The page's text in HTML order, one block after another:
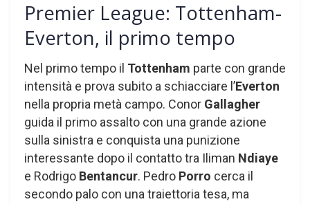
Premier League: Tottenham-
Everton, il primo tempo
Nel primo tempo il Tottenham parte con grande
intensità e prova subito a schiacciare l’Everton
nella propria metà campo. Conor Gallagher
guida il primo assalto con una grande azione
sulla sinistra e conquista una punizione
interessante dopo il contatto tra Iliman Ndiaye
e Rodrigo Bentancur. Pedro Porro cerca il
secondo palo con una traiettoria tesa, ma